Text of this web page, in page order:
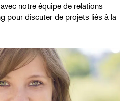
notre équipe de relations
pour discuter de projets liés à la